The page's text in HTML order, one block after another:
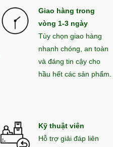
Giao hàng trong
vòng 1-3 ngày
Tùy chọn giao hàng
nhanh chóng, an toàn
và đáng tin cậy cho
hầu hết các sản phẩm.
Kỹ thuật viên
Hỗ trợ giải đáp liên